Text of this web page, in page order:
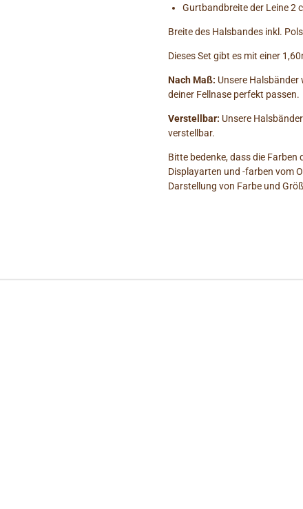
Gurtbandbreite der Leine 2
Breite des Halsbandes inkl.
Dieses Set gibt es mit einer
Nach Maß: Unsere
deiner Fellnase perfekt passen.
Verstellbar: Unsere
verstellbar.
Bitte bedenke, dass die
Displayarten und -farben vom
Darstellung von Farbe und